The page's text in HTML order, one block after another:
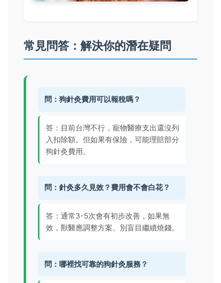
常見問答：解決你的潛在疑問
問：狗針灸費用可以報稅嗎？
答：目前台灣不行，寵物醫療支出還沒列
入扣除額。但如果有保險，可能理賠部分
狗針灸費用。
問：針灸多久見效？費用會不會白花？
答：通常3-5次會有初步改善，如果無
效，獸醫應調整方案。別盲目繼續燒錢。
問：哪裡找可靠的狗針灸服務？